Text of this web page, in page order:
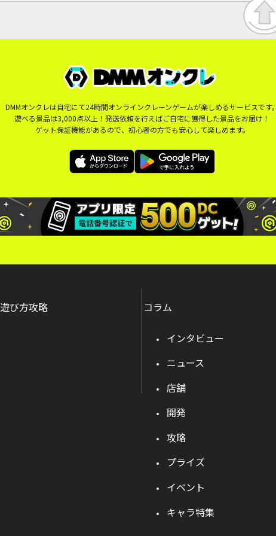
DMMオンクレは自宅にて24時間オンラインクレーンゲームが楽しめるサービスです
遊べる景品は3,000点以上！発送依頼を行えばご自宅に獲得した景品をお届け！
ゲット保証機能があるので、初心者の方でも安心して楽しめます。
遊び方攻略 コラム
インタビュー
ニュース
店舗
開発
攻略
プライズ
イベント
キャラ特集